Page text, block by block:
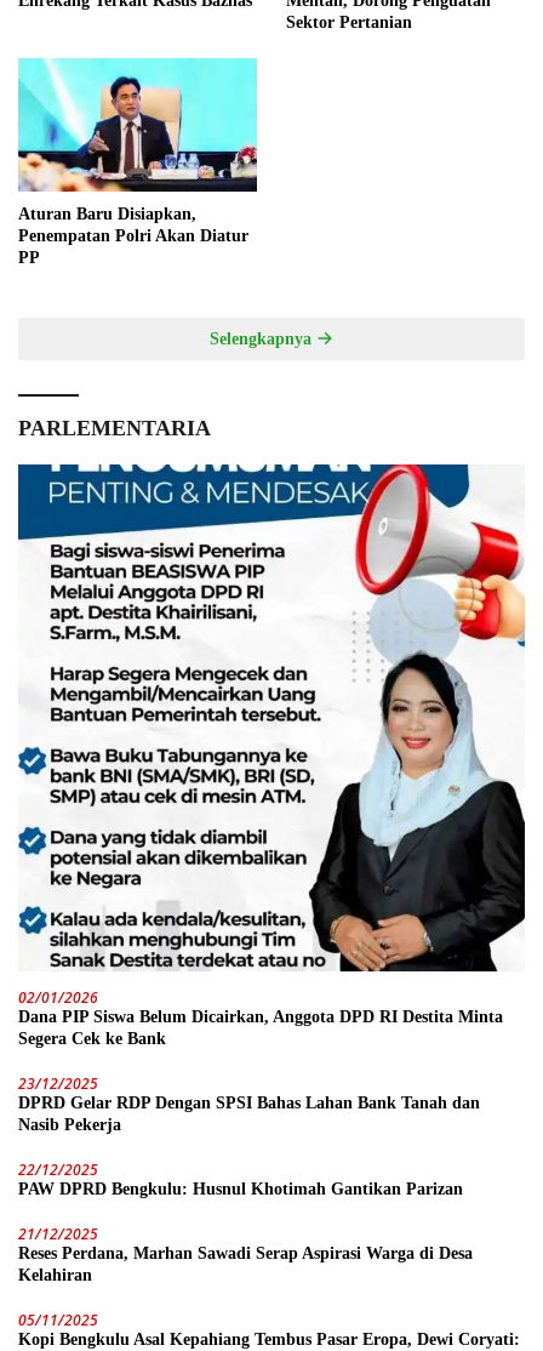
Sektor Pertanian
Aturan Baru Disiapkan,
Penempatan Polri Akan Diatur
PP
Selengkapnya
PARLEMENTARIA
02/01/2026
Dana PIP Siswa Belum Dicairkan, Anggota DPD RI Destita Minta
Segera Cek ke Bank
23/12/2025
DPRD Gelar RDP Dengan SPSI Bahas Lahan Bank Tanah dan
Nasib Pekerja
22/12/2025
PAW DPRD Bengkulu: Husnul Khotimah Gantikan Parizan
21/12/2025
Reses Perdana, Marhan Sawadi Serap Aspirasi Warga di Desa
Kelahiran
05/11/2025
Kopi Bengkulu Asal Kepahiang Tembus Pasar Eropa, Dewi Coryati: